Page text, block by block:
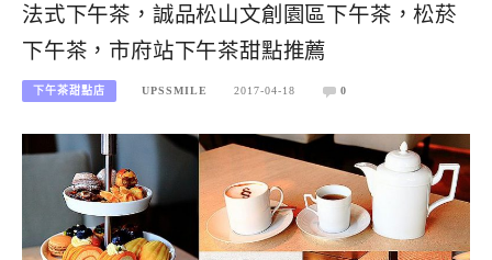
法式下午茶，誠品松山文創園區下午茶，松菸
下午茶，市府站下午茶甜點推薦
下午茶甜點店 UPSSMILE 2017-04-18 0